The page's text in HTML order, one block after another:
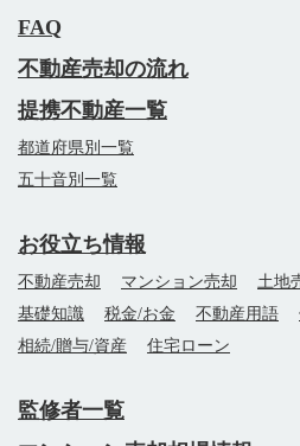
FAQ
不動産売却の流れ
提携不動産一覧
都道府県別一覧
五十音別一覧
お役立ち情報
不動産売却 マンション売却 土地
基礎知識
税金/お金 不動産用語
相続/贈与/資産
住宅ローン
監修者一覧